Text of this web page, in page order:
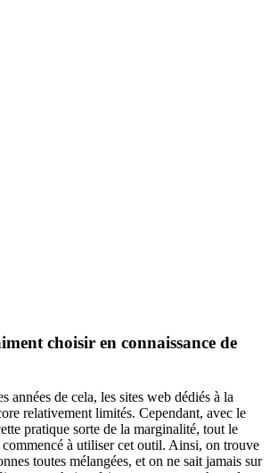
choisir en connaissance de
années de cela, les sites web dédiés à la
relativement limités. Cependant, avec le
pratique sorte de la marginalité, tout le
commencé à utiliser cet outil. Ainsi, on trouve
toutes mélangées, et on ne sait jamais sur